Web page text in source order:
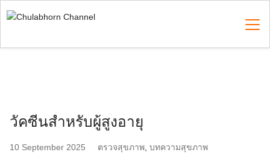
to
วัคซีนสำหรับผู้สูงอายุ
10 September 2025 ตรวจสุขภาพ บทความสุขภาพ